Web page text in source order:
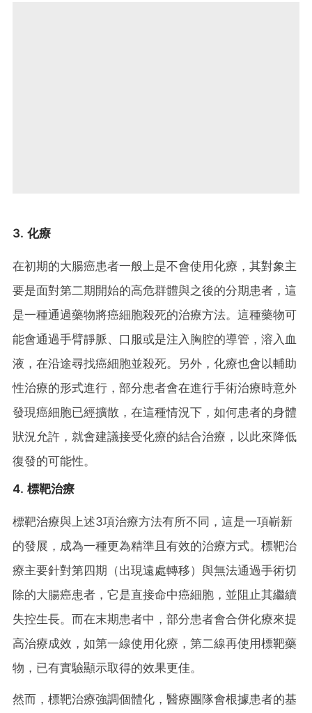
3. 化療
在初期的大腸癌患者一般上是不會使用化療，其對象主
要是面對第二期開始的高危群體與之後的分期患者，這
是一種通過藥物將癌細胞殺死的治療方法。這種藥物可
能會通過手臂靜脈、口服或是注入胸腔的導管，溶入血
液，在沿途尋找癌細胞並殺死。另外，化療也會以輔助
性治療的形式進行，部分患者會在進行手術治療時意外
發現癌細胞已經擴散，在這種情況下，如何患者的身體
狀況允許，就會建議接受化療的結合治療，以此來降低
復發的可能性。
4. 標靶治療
標靶治療與上述3項治療方法有所不同，這是一項嶄新
的發展，成為一種更為精準且有效的治療方式。標靶治
療主要針對第四期（出現遠處轉移）與無法通過手術切
除的大腸癌患者，它是直接命中癌細胞，並阻止其繼續
失控生長。而在末期患者中，部分患者會合併化療來提
高治療成效，如第一線使用化療，第二線再使用標靶藥
物，已有實驗顯示取得的效果更佳。
然而，標靶治療強調個體化，醫療團隊會根據患者的基